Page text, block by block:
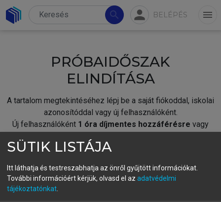
search person BELÉPÉS menu
PRÓBAIDŐSZAK
ELINDÍTÁSA
A tartalom megtekintéséhez lépj be a saját fiókoddal, iskolai
azonosítóddal vagy új felhasználóként.
Új felhasználóként 1 óra díjmentes hozzáférésre vagy
fiókoddal,vagy hozz létre új fiókot.
A regisztráció után apróbaidőszakautomatikusan
SÜTIK LISTÁJA
Itt láthatja és testreszabhatja az önről gyűjtött információkat.
További információért kérjük, olvasd el az adatvédelmi
tájékoztatónkat